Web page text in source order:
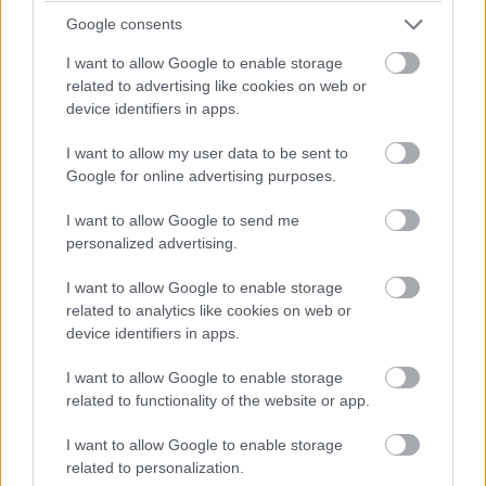
Google consents
I want to allow Google to enable storage
related to advertising like cookies on web or
device identifiers in apps.
I want to allow my user data to be sent to
Google for online advertising purposes.
I want to allow Google to send me
personalized advertising.
I want to allow Google to enable storage
related to analytics like cookies on web or
device identifiers in apps.
I want to allow Google to enable storage
related to functionality of the website or app.
I want to allow Google to enable storage
related to personalization.
Drevostavba roka 2019
Autor projektu: Ing. Ondrej Jančo, Ing. Maroš Lampel
Riešený objekt je dvojpodlažný. Rodinný dom je